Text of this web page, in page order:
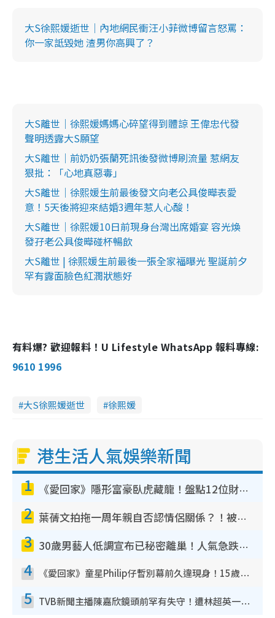
大S徐熙媛逝世｜內地網民衝汪小菲微博留言怒罵：
你一家詆毀她 渣男你高興了？
大S離世｜徐熙媛媽媽心碎望得到體諒 王偉忠代發
聲明透露大S願望
大S離世｜前奶奶張蘭死訊後發微博刷流量 惹網友
狠批：「心地真惡毒」
大S離世｜徐熙媛生前最後發文向老公具俊曄表愛
意！5天後將迎來結婚3週年惹人心酸！
大S離世｜徐熙媛10日前現身台灣出席婚宴 容光煥
發孖老公具俊曄碰杯暢飲
大S離世 | 徐熙媛生前最後一張全家福曝光 聖誕前夕
罕有露面臉色紅潤狀態好
有料爆? 歡迎報料！U Lifestyle WhatsApp 報料專線:
9610 1996
大S徐熙媛逝世 徐熙媛
港生活人氣娛樂新聞
1 《愛回家》隱形富豪臥虎藏龍！盤點12位財氣逼人的有錢藝人：呢位靚女3億身家唔憂做
2 葉蒨文拍拖一周年親自否認情侶關係？！被質疑感情造假竟稱GM「普通同事」
3 30歲男藝人低調宣布已秘密離巢！人氣急跌變失蹤人口︰「這幾年過得並不容易」
4 《愛回家》童星Philip仔暫別幕前久違現身！15歲近況暴風長高蛻變帥氣少男
5 TVB新聞主播陳嘉欣鏡頭前罕有失守！遭林超英一句說話突襲嚇親當場大笑